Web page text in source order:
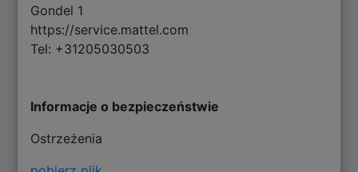
Gondel 1
https://service.mattel.com
Tel: +31205030503
Informacje o bezpieczeństwie
Ostrzeżenia